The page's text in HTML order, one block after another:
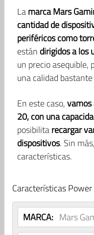
Lamarca Mars
cantidad de
periféricos como
están dirigidos a los
un precio asequible,
una calidad
En este caso,vamos
20, con una
posibilitarecargar
dispositivos. Sin
características.
Características
MARCA: Mars